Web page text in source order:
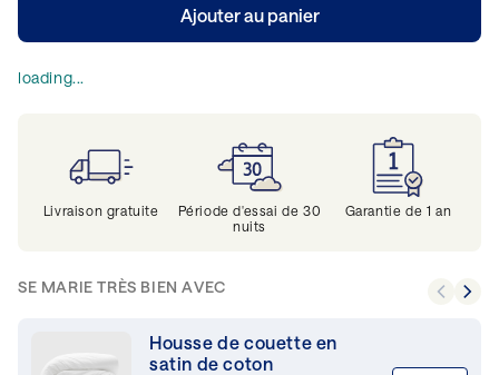
Ajouter au panier
loading...
Livraison gratuite
Période d'essai de 30
nuits
Garantie de 1 an
SE MARIE TRÈS BIEN AVEC
Housse de couette en
satin de coton